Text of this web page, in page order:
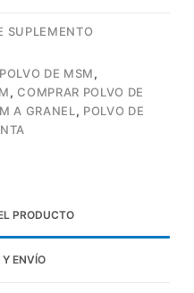
SUPLEMENTO
DE MSM,
,COMPRAR POLVO DE
A GRANEL, POLVO DE
PRODUCTO
ENVÍO